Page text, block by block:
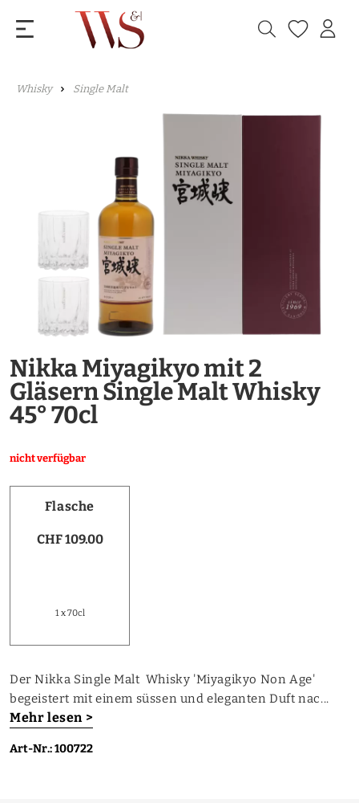
Whisky Single Malt
Nikka Miyagikyo mit 2
Gläsern Single Malt Whisky
45° 70cl
nicht verfügbar
Flasche
CHF 109.00
1 x 70cl
Der Nikka Single Malt Whisky 'Miyagikyo Non Age'
begeistert mit einem süssen und eleganten Duft nac...
Mehr lesen >
Art-Nr.: 100722